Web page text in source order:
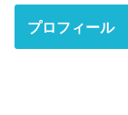
プロフィール